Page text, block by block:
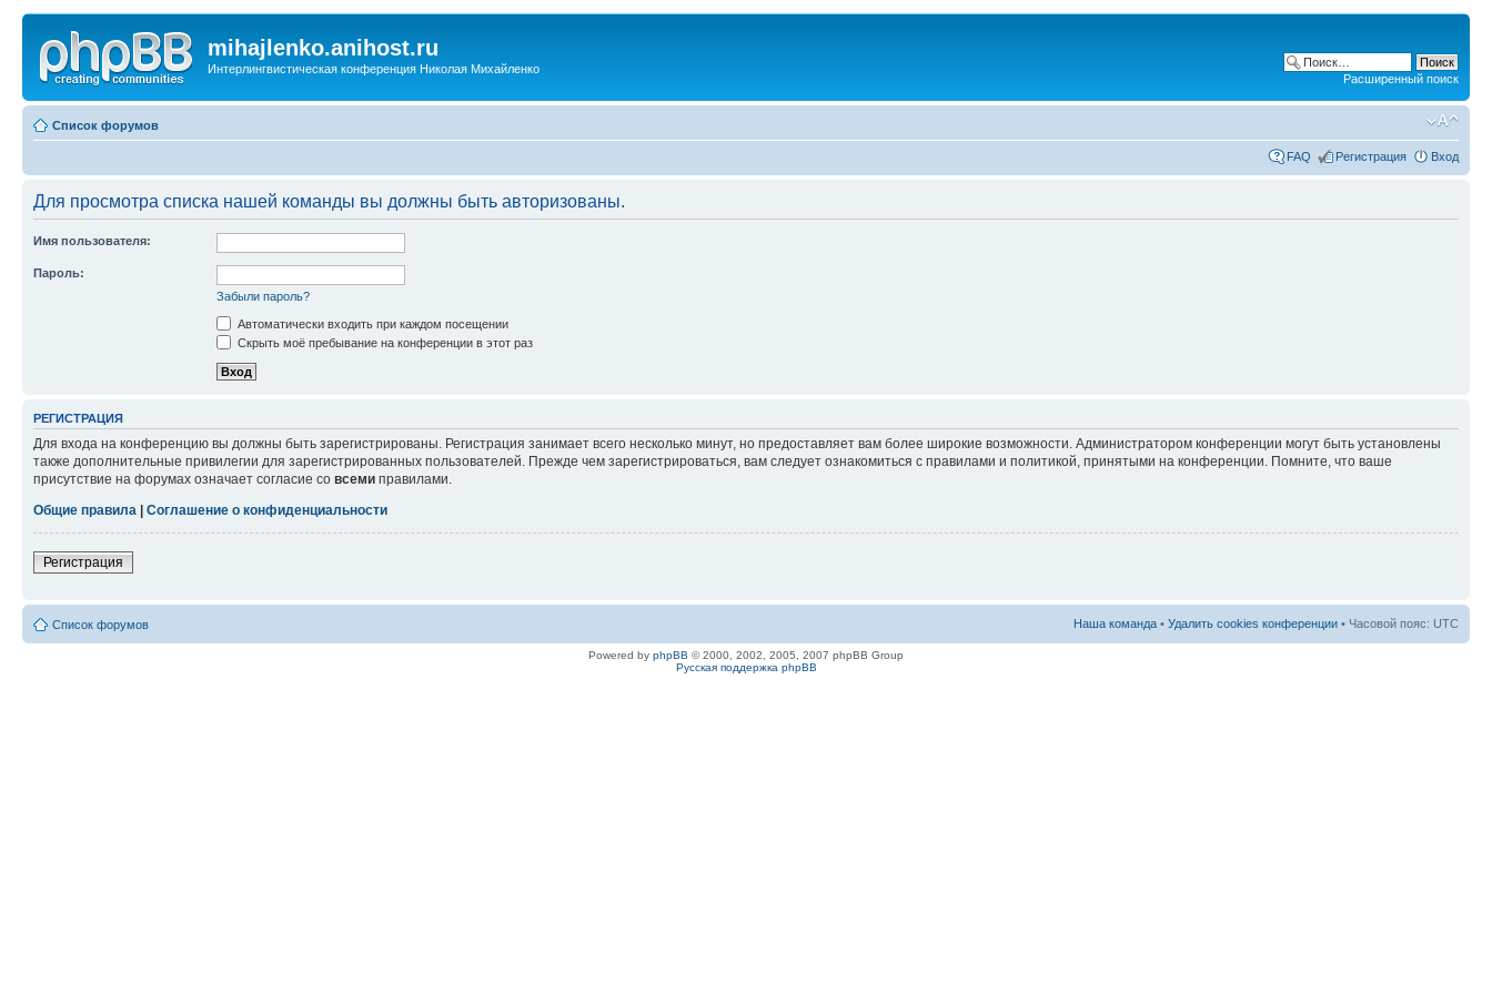
mihajlenko.anihost.ru
Интерлингвистическая конференция Николая Михайленко
Расширенный поиск
Список форумов
FAQ Регистрация Вход
Для просмотра списка нашей команды вы должны быть авторизованы.
Имя пользователя:
Пароль:
Забыли пароль?
Автоматически входить при каждом посещении
Скрыть моё пребывание на конференции в этот раз
РЕГИСТРАЦИЯ
Для входа на конференцию вы должны быть зарегистрированы. Регистрация занимает всего несколько минут, но предоставляет вам более широкие возможности. Администратором конференции могут быть установлены
также дополнительные привилегии для зарегистрированных пользователей. Прежде чем зарегистрироваться, вам следует ознакомиться с правилами и политикой, принятыми на конференции. Помните, что ваше
присутствие на форумах означает согласие со всеми правилами.
Общие правила
Соглашение о конфиденциальности
Регистрация
Список форумов Наша команда • Удалить cookies конференции • Часовой пояс: UTC
Powered by phpBB © 2000, 2002, 2005, 2007 phpBB Group
Русская поддержка phpBB